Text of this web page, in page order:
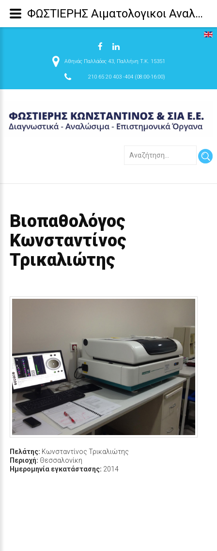
Αθηνάς Παλλάδος 43, Παλλήνη T.K. 15351
210 65 20 403 -404 (08:00-16:00)
Βιοπαθολόγος
Κωνσταντίνος
Τρικαλιώτης
Πελάτης: Κωνσταντίνος Τρικαλιώτης
Περιοχή: Θεσσαλονίκη
Ημερομηνία εγκατάστασης: 2014
ΦΩΣΤΙΕΡΗΣ Αιματολογικοι Αναλυτες, Βιοχημικοι Αναλυτες, Προθρομβινομετρα, Κτηνιατρικοι Αναλυτες, Αναλωσιμα μικροβιολογικου εργαστηριου, δημιουργια μικροβιολογικου εργαστηριου - Βιοπαθολόγος Κωνσταντίνος Τρικαλιώτης